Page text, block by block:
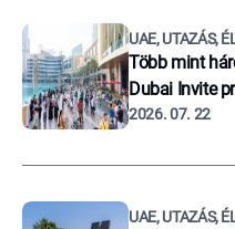
UAE, UTAZÁS,
Több mint
Dubai Invite
2026. 07. 22
UAE, UTAZÁS,